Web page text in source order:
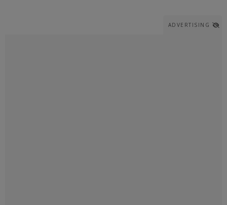
ADVERTISING